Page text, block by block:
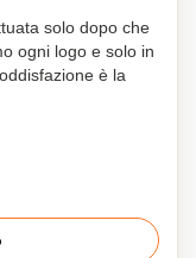
solo dopo che
ogni logo e solo in
è la